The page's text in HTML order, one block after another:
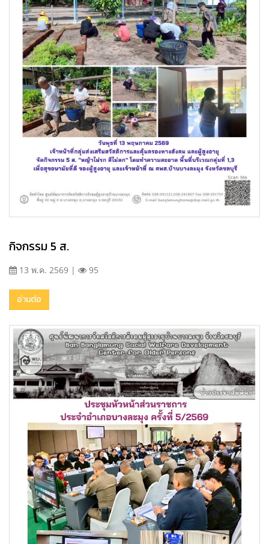
กิจกรรม 5 ส.
13 พ.ค. 2569 | 95
อ่านต่อ